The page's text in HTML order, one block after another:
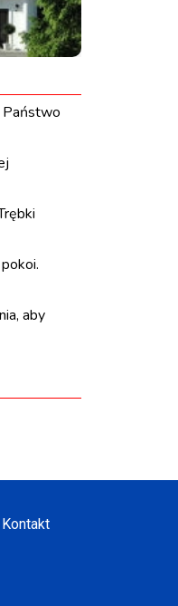
Państwo
aby
Kontakt